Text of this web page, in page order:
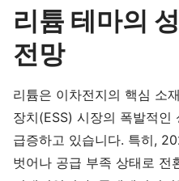
리튬 테마의
전망
리튬은 이차전지의 핵심 소
장치(ESS) 시장의 폭발적
급증하고 있습니다. 특히,
벗어나 공급 부족 상태로 전